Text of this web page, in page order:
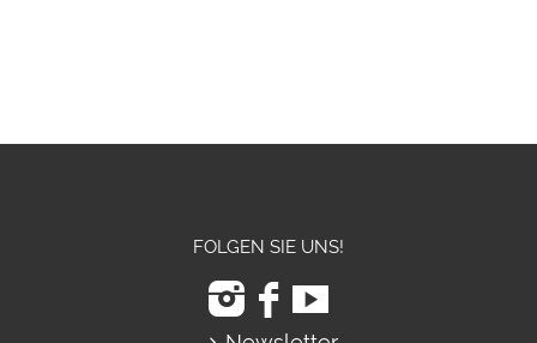
FOLGEN SIE UNS!